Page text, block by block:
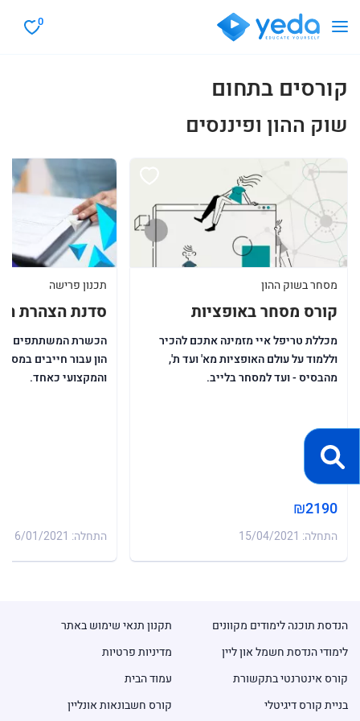
0
קורסים בתחום
שוק ההון ופיננסים
מסחר בשוק ההון
קורס מסחר באופציות
מכללת טריפל איי מזמינה אתכם להכיר
וללמוד על עולם האופציות מא' ועד ת',
מהבסיס - ועד למסחר בלייב.
₪2190
התחלה: 15/04/2021
תכנון פרישה
סדנת הצהרת
הכשרת המשתתפים
הון עבור חייבים
והמקצועי כאחד.
התחלה: 16/01/2021
תקנון תנאי שימוש באתר
מדיניות פרטיות
עמוד הבית
הנדסת תוכנה לימודים מקוונים
לימודי הנדסת חשמל און ליין
קורס אינטרנטי בתקשורת
קורס חשבונאות אונליין
בניית קורס דיגיטלי